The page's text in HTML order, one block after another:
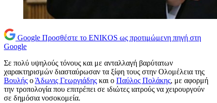
Google Προσθέστε το ENIKOS ως προτιμώμενη πηγή στη
Google
Σε πολύ υψηλούς τόνους και με ανταλλαγή βαρύτατων
χαρακτηρισμών διασταύρωσαν τα ξίφη τους στην Ολομέλεια της
Βουλής ο Άδωνις Γεωργιάδης και ο Παύλος Πολάκης, με αφορμή
την τροπολογία που επιτρέπει σε ιδιώτες ιατρούς να χειρουργούν
σε δημόσια νοσοκομεία.